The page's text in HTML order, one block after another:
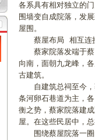
各系具有相对独立的
围墙变自成院落，发
屋围。
蔡屋布局 相互连
蔡家院落发端于蔡
向南，面朝九龙峰，
古建筑。
自建筑总祠至今，
条河卵石巷道为主，
衡之势，蔡家院落建
屋。在这些民居中，
围绕蔡屋院落一圈